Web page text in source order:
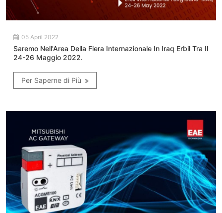
05 April 2022
Saremo Nell'Area Della Fiera Internazionale In Iraq Erbil Tra Il
24-26 Maggio 2022.
Per Saperne di Più